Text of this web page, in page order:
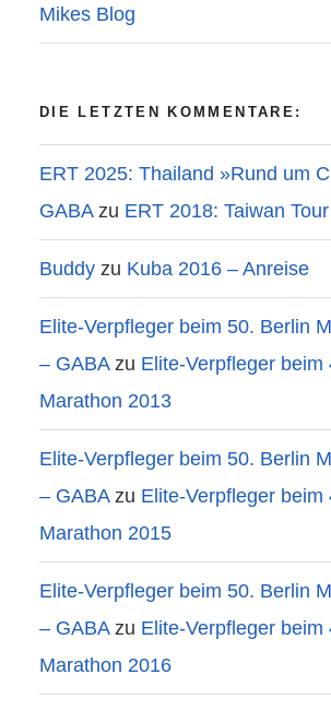
Mikes Blog
DIE LETZTEN KOMMENTARE:
ERT 2025: Thailand »Rund um
GABAzu ERT 2018: Taiwan
Buddy zu Kuba 2016 – Anreise
Elite-Verpfleger beim 50. Berlin
– GABAzu Elite-Verpfleger beim
Marathon 2013
Elite-Verpfleger beim 50. Berlin
– GABAzu Elite-Verpfleger beim
Marathon 2015
Elite-Verpfleger beim 50. Berlin
– GABAzu Elite-Verpfleger beim
Marathon 2016